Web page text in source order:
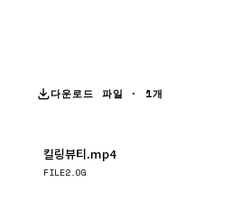
다운로드 파일 · 1개
킬링뷰티.mp4
FILE2.0G